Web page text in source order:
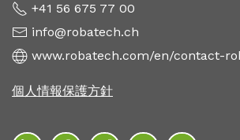
+41 56 675 77 00
info@robatech.ch
www.robatech.com/en/contact-
個人情報保護方針